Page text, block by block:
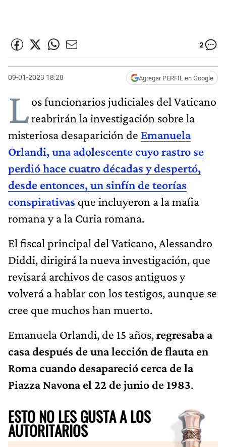
2
09-01-2023 18:28 Agregar PERFIL en Google
Los funcionarios judiciales del Vaticano
reabrirán la investigación sobre la
misteriosa desaparición de Emanuela
Orlandi, una adolescente cuyo rastro se
perdió hace cuatro décadas y despertó,
desde entonces, un sinfín de teorías
conspirativas que incluyeron a la mafia
romana y a la Curia romana.
El fiscal principal del Vaticano, Alessandro
Diddi, dirigirá la nueva investigación, que
revisará archivos de casos antiguos y
volverá a hablar con los testigos, aunque se
cree que muchos han muerto.
Emanuela Orlandi, de 15 años,regresaba a
casa después de una lección de flauta en
Roma cuando desapareció cerca de la
Piazza Navona el 22 de junio de 1983.
ESTO NO LES GUSTA A LOS
AUTORITARIOS